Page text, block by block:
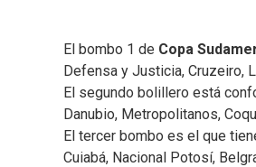
El bombo 1 de Copa
Defensa y Justicia, Cruzeiro,
El segundo bolillero está
Danubio, Metropolitanos,
El tercer bombo es el que
Cuiabá, Nacional Potosí,